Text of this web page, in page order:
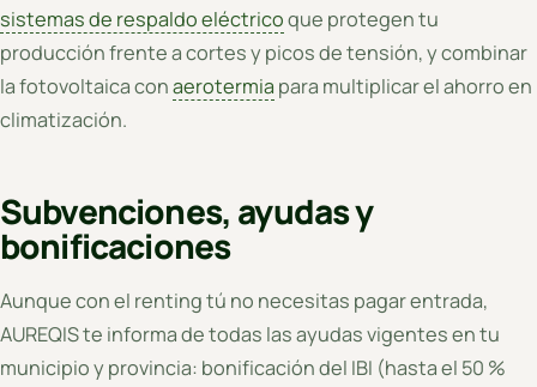
sistemas de respaldo eléctricoque protegen tu
producción frente a cortes y picos de tensión, y combinar
la fotovoltaica conaerotermia para multiplicar el ahorro en
climatización.
Subvenciones, ayudas y
bonificaciones
Aunque con el renting tú no necesitas pagar entrada,
AUREQIS te informa de todas las ayudas vigentes en tu
municipio y provincia: bonificación del IBI (hasta el 50 %